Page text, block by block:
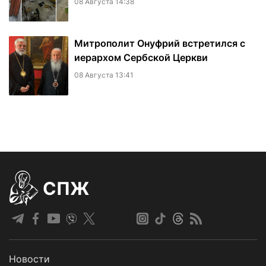
Митрополит Онуфрий встретился с
иерархом Сербской Церкви
08 Августа 13:41
СПЖ
Новости